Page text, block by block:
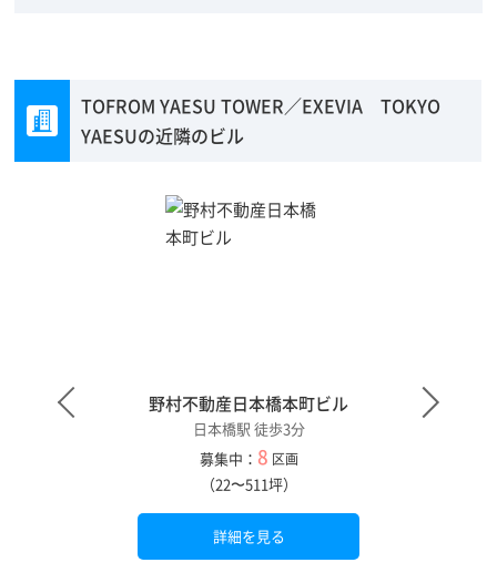
TOFROM YAESU TOWER／EXEVIA TOKYO
YAESUの近隣のビル
野村不動産日本橋本町ビル
日本橋駅 徒歩3分
募集中： 8 区画
（22〜511坪）
詳細を見る